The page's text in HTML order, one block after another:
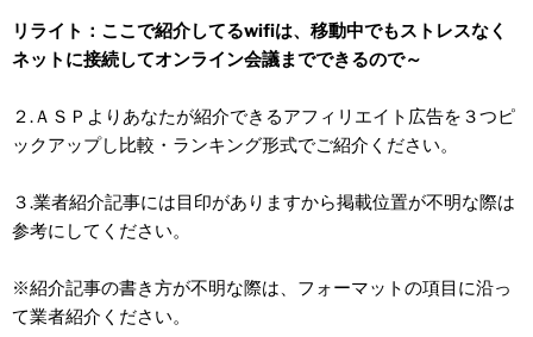
リライト：ここで紹介してるwifiは、移動中でもストレスなく
ネットに接続してオンライン会議までできるので～
２.ＡＳＰよりあなたが紹介できるアフィリエイト広告を３つピ
ックアップし比較・ランキング形式でご紹介ください。
３.業者紹介記事には目印がありますから掲載位置が不明な際は
参考にしてください。
※紹介記事の書き方が不明な際は、フォーマットの項目に沿っ
て業者紹介ください。